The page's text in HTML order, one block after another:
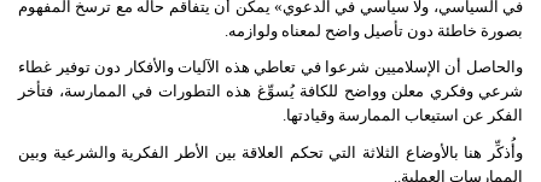
في السياسي، ولا سياسي في الدعوي» يمكن أن يتفاقم حاله مع ترسخ المفهوم
بصورة خاطئة دون تأصيل واضح لمعناه ولوازمه.
والحاصل أن الإسلاميين شرعوا في تعاطي هذه الآليات والأفكار دون توفير غطاء
شرعي وفكري معلن وواضح للكافة يُسوِّغ هذه التطورات في الممارسة، فتأخر
الفكر عن استيعاب الممارسة وقيادتها.
وأُذكِّر هنا بالأوضاع الثلاثة التي تحكم العلاقة بين الأطر الفكرية والشرعية وبين
الممارسات العملية..